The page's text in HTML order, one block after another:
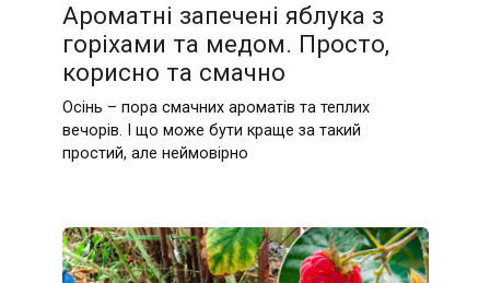
Ароматні запечені яблука з
горіхами та медом. Просто,
корисно та смачно
Осінь – пора смачних ароматів та теплих
вечорів. І що може бути краще за такий
простий, але неймовірно